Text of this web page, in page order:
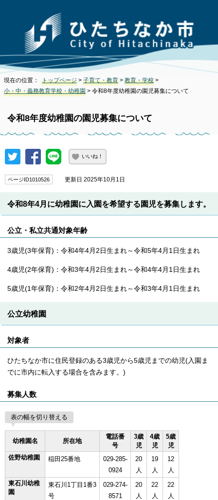
現在の位置： トップページ > 子育て・教育 > 教育・学校 >
小・中・義務教育学校・幼稚園 > 令和8年度幼稚園の園児募集について
令和8年度幼稚園の園児募集について
いいね！
ページID1010526 更新日 2025年10月1日
令和8年4月に幼稚園に入園を希望する園児を募集します。
公立・私立共通対象年齢
3歳児(3年保育)：令和4年4月2日生まれ～令和5年4月1日生まれ
4歳児(2年保育)：令和3年4月2日生まれ～令和4年4月1日生まれ
5歳児(1年保育)：令和2年4月2日生まれ～令和3年4月1日生まれ
公立幼稚園
対象者
ひたちなか市に住民登録のある3歳児から5歳児までの幼児(入園ま
でに市内に転入する場合を含みます。)
募集人数
表の幅を切り替える
幼稚園名 所在地
電話番
号
3歳
児
4歳
児
5歳
児
佐野幼稚園
稲田25番地
029-285-
0924
20
人
19
人
12
人
東石川幼稚
園
東石川1丁目1番3
号
029-274-
8571
20
人
22
人
22
人